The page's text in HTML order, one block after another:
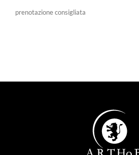
prenotazione consigliata